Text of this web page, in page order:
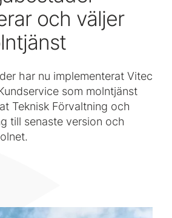
och väljer
har nu implementerat Vitec
som molntjänst
Teknisk Förvaltning och
till senaste version och